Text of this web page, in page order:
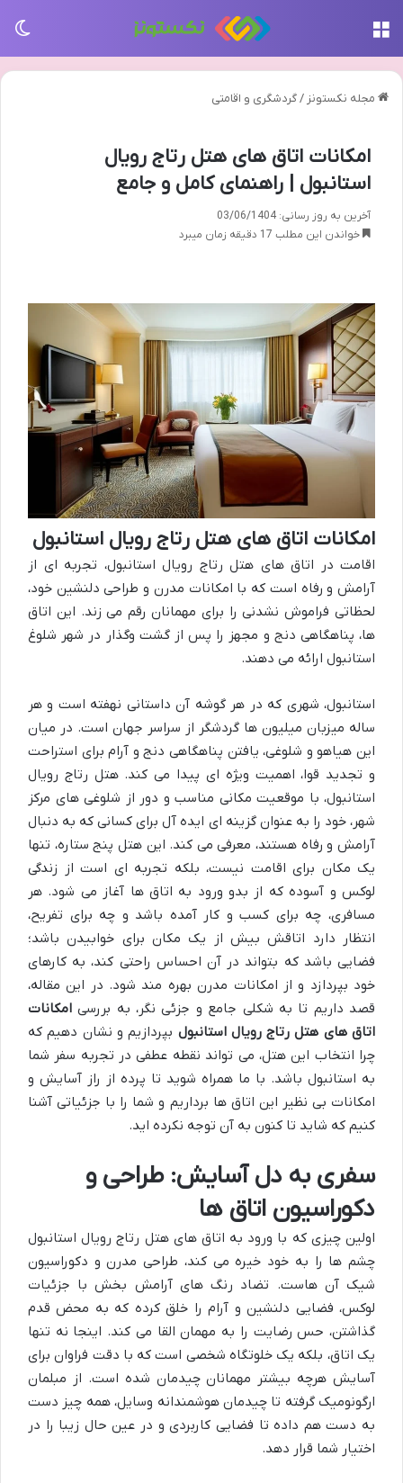
مجله نکستونز /گردشگری و اقامتی
امکانات اتاق های هتل رتاج رویال
استانبول | راهنمای کامل و جامع
آخرین به روز رسانی: 03/06/1404
خواندن این مطلب 17 دقیقه زمان میبرد
امکانات اتاق های هتل رتاج رویال استانبول
اقامت در اتاق های هتل رتاج رویال استانبول، تجربه ای از
آرامش و رفاه است که با امکانات مدرن و طراحی دلنشین خود،
لحظاتی فراموش نشدنی را برای مهمانان رقم می زند. این اتاق
ها، پناهگاهی دنج و مجهز را پس از گشت وگذار در شهر شلوغ
استانبول ارائه می دهند.
استانبول، شهری که در هر گوشه آن داستانی نهفته است و هر
ساله میزبان میلیون ها گردشگر از سراسر جهان است. در میان
این هیاهو و شلوغی، یافتن پناهگاهی دنج و آرام برای استراحت
و تجدید قوا، اهمیت ویژه ای پیدا می کند. هتل رتاج رویال
استانبول، با موقعیت مکانی مناسب و دور از شلوغی های مرکز
شهر، خود را به عنوان گزینه ای ایده آل برای کسانی که به دنبال
آرامش و رفاه هستند، معرفی می کند. این هتل پنج ستاره، تنها
یک مکان برای اقامت نیست، بلکه تجربه ای است از زندگی
لوکس و آسوده که از بدو ورود به اتاق ها آغاز می شود. هر
مسافری، چه برای کسب و کار آمده باشد و چه برای تفریح،
انتظار دارد اتاقش بیش از یک مکان برای خوابیدن باشد؛
فضایی باشد که بتواند در آن احساس راحتی کند، به کارهای
خود بپردازد و از امکانات مدرن بهره مند شود. در این مقاله،
قصد داریم تا به شکلی جامع و جزئی نگر، به بررسی امکانات
اتاق های هتل رتاج رویال استانبول بپردازیم و نشان دهیم که
چرا انتخاب این هتل، می تواند نقطه عطفی در تجربه سفر شما
به استانبول باشد. با ما همراه شوید تا پرده از راز آسایش و
امکانات بی نظیر این اتاق ها برداریم و شما را با جزئیاتی آشنا
کنیم که شاید تا کنون به آن توجه نکرده اید.
سفری به دل آسایش: طراحی و
دکوراسیون اتاق ها
اولین چیزی که با ورود به اتاق های هتل رتاج رویال استانبول
چشم ها را به خود خیره می کند، طراحی مدرن و دکوراسیون
شیک آن هاست. تضاد رنگ های آرامش بخش با جزئیات
لوکس، فضایی دلنشین و آرام را خلق کرده که به محض قدم
گذاشتن، حس رضایت را به مهمان القا می کند. اینجا نه تنها
یک اتاق، بلکه یک خلوتگاه شخصی است که با دقت فراوان برای
آسایش هرچه بیشتر مهمانان چیدمان شده است. از مبلمان
ارگونومیک گرفته تا چیدمان هوشمندانه وسایل، همه چیز دست
به دست هم داده تا فضایی کاربردی و در عین حال زیبا را در
اختیار شما قرار دهد.